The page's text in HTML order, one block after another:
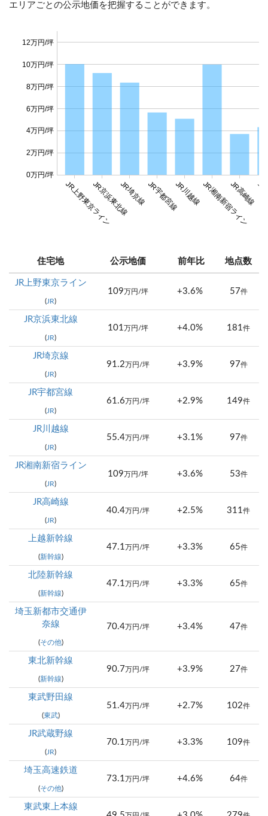
エリアごとの公示地価を把握することができます。
JR上野東京ライン
JR京浜東北線JR埼京線JR宇都宮線JR川越線 JR湘南新宿ライン
JR高崎線
0万円/坪
2万円/坪
4万円/坪
6万円/坪
8万円/坪
10万円/坪
12万円/坪
住宅地 公示地価 前年比 地点数
JR上野東京ライン
(JR)
109万円/坪 +3.6% 57件
JR京浜東北線
(JR)
101万円/坪 +4.0% 181件
JR埼京線
(JR)
91.2万円/坪 +3.9% 97件
JR宇都宮線
(JR)
61.6万円/坪 +2.9% 149件
JR川越線
(JR)
55.4万円/坪 +3.1% 97件
JR湘南新宿ライン
(JR)
109万円/坪 +3.6% 53件
JR高崎線
(JR)
40.4万円/坪 +2.5% 311件
上越新幹線
(新幹線)
47.1万円/坪 +3.3% 65件
北陸新幹線
(新幹線)
47.1万円/坪 +3.3% 65件
埼玉新都市交通伊
奈線
(その他)
70.4万円/坪 +3.4% 47件
東北新幹線
(新幹線)
90.7万円/坪 +3.9% 27件
東武野田線
(東武)
51.4万円/坪 +2.7% 102件
JR武蔵野線
(JR)
70.1万円/坪 +3.3% 109件
埼玉高速鉄道
(その他)
73.1万円/坪 +4.6% 64件
東武東上本線